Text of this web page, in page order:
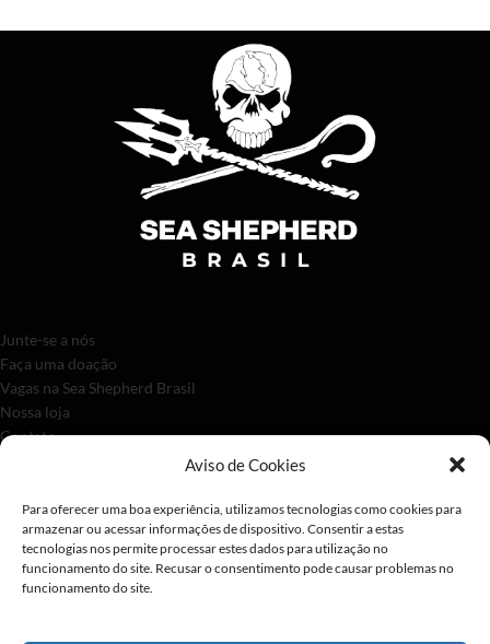
Aviso de Cookies
Para oferecer uma boa experiência, utilizamos tecnologias como cookies para
armazenar ou acessar informações de dispositivo. Consentir a estas
tecnologias nos permite processar estes dados para utilização no
funcionamento do site. Recusar o consentimento pode causar problemas no
funcionamento do site.
Junte-se a nós
Faça uma doação
Vagas na Sea Shepherd Brasil
Nossa loja
Contato